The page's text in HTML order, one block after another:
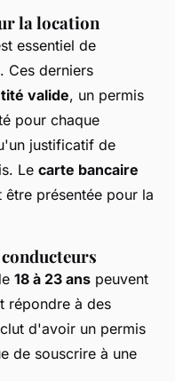
la location
essentiel de
Ces derniers
valide, un permis
pour chaque
justificatif de
Le carte bancaire
présentée pour la
18 à 23 ans peuvent
répondre à des
d'avoir un permis
de souscrire à une